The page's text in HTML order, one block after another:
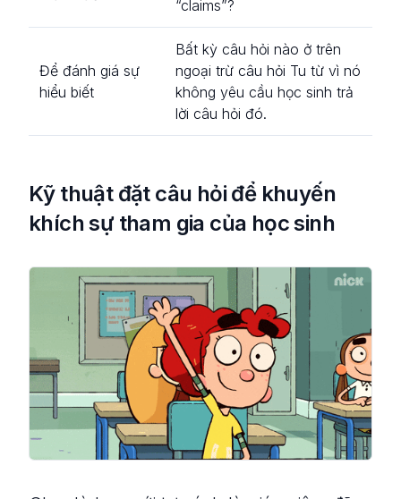
“claims”?
Để đánh giá sự
hiểu biết
Bất kỳ câu hỏi nào ở trên
ngoại trừ câu hỏi Tu từ vì nó
không yêu cầu học sinh trả
lời câu hỏi đó.
Kỹ thuật đặt câu hỏi để khuyến
khích sự tham gia của học sinh